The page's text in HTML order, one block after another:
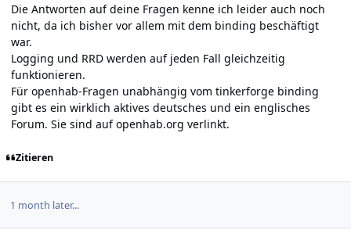
Die Antworten auf deine Fragen kenne ich leider auch noch
nicht, da ich bisher vor allem mit dem binding beschäftigt
war.
Logging und RRD werden auf jeden Fall gleichzeitig
funktionieren.
Für openhab-Fragen unabhängig vom tinkerforge binding
gibt es ein wirklich aktives deutsches und ein englisches
Forum. Sie sind auf openhab.org verlinkt.
Zitieren
1 month later...